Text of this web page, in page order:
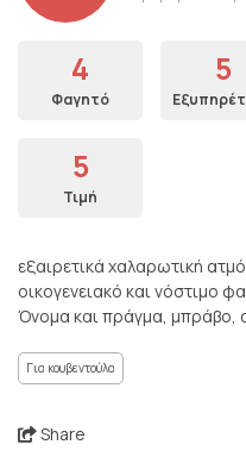
4
Φαγητό
5
5
Τιμή
εξαιρετικά χαλαρωτική
οικογενειακό και νόστιμο
Όνομα και πράγμα, μπράβο,
Για κουβεντούλα
Share